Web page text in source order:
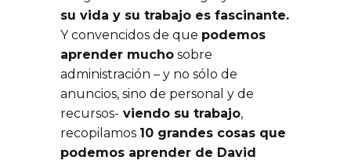
su vida y su trabajo es fascinante.
Y convencidos de que podemos
aprender mucho sobre
administración – y no sólo de
anuncios, sino de personal y de
recursos- viendo su trabajo,
recopilamos 10 grandes cosas que
podemos aprender de David